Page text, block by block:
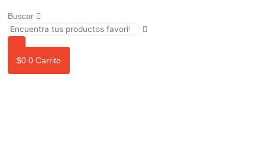
Buscar
$0 0 Carrito